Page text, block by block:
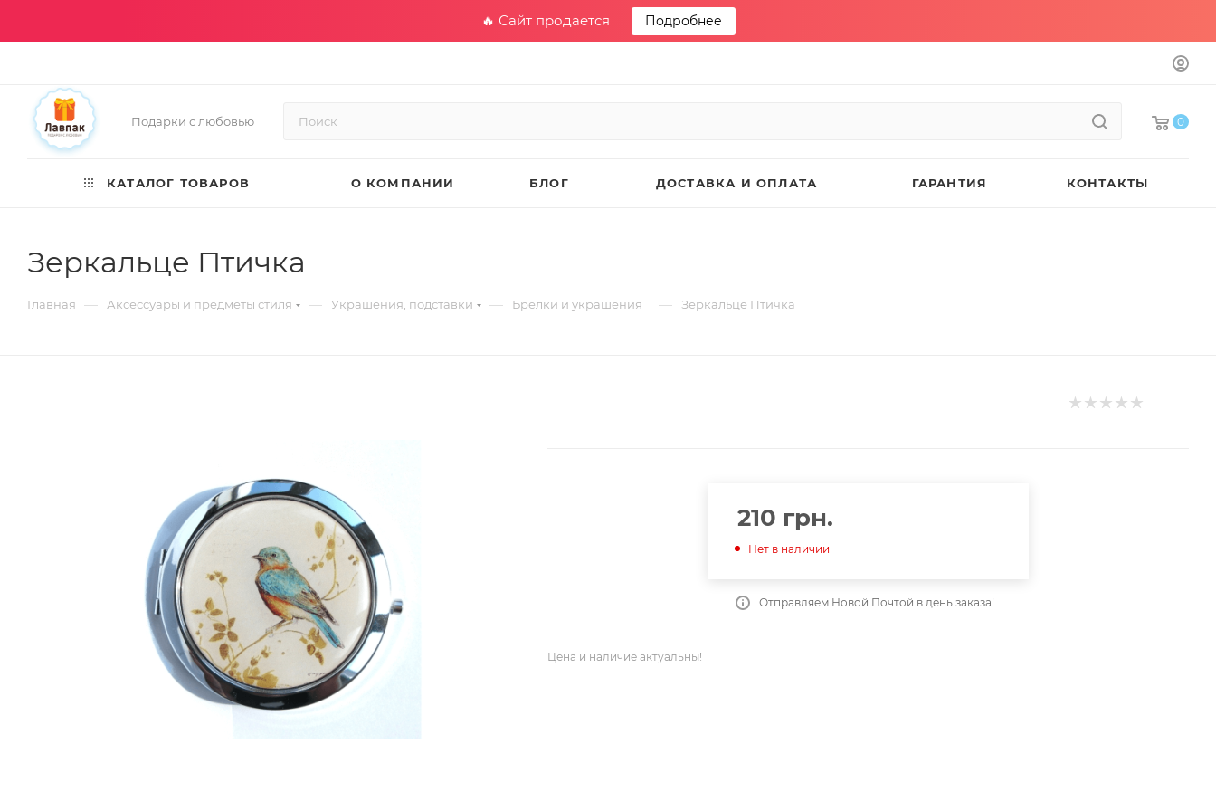
🔥 Сайт продается Подробнее
Подарки с любовью 0
КАТАЛОГ ТОВАРОВ О КОМПАНИИ БЛОГ ДОСТАВКА И ОПЛАТА ГАРАНТИЯ КОНТАКТЫ
Зеркальце Птичка
Главная — Аксессуары и предметы стиля — Украшения, подставки — Брелки и украшения — Зеркальце Птичка
210 грн.
Нет в наличии
Отправляем Новой Почтой в день заказа!
Цена и наличие актуальны!